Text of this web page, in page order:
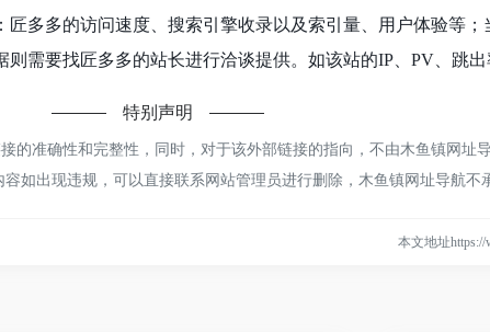
多多的访问速度、搜索引擎收录以及索引量、用户体验等
需要找匠多多的站长进行洽谈提供。如该站的IP、PV、跳出
特别声明
的准确性和完整性，同时，对于该外部链接的指向，不由木鱼镇网址
如出现违规，可以直接联系网站管理员进行删除，木鱼镇网址导航不
本文地址https://